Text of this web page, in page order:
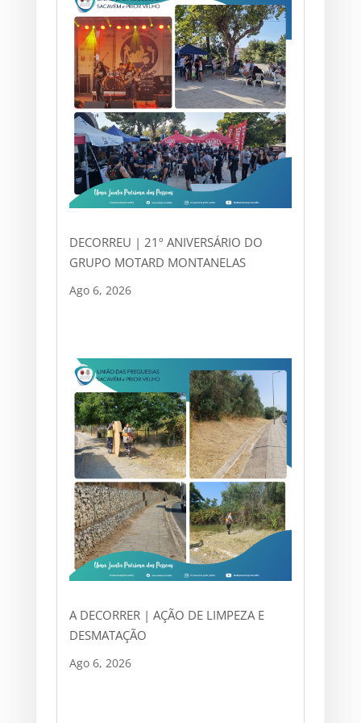
DECORREU | 21º ANIVERSÁRIO DO
GRUPO MOTARD MONTANELAS
Ago 6, 2026
A DECORRER | AÇÃO DE LIMPEZA E
DESMATAÇÃO
Ago 6, 2026